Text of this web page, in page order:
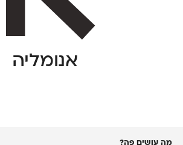
אנומליה
מה עושים פה?